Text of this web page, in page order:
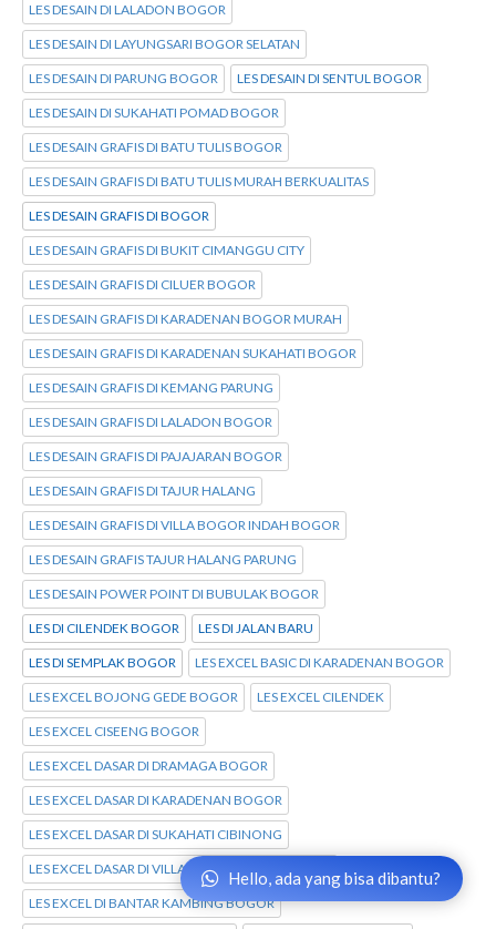
LES DESAIN DI LALADON BOGOR
LES DESAIN DI LAYUNGSARI BOGOR SELATAN
LES DESAIN DI PARUNG BOGOR LES DESAIN DI SENTUL BOGOR
LES DESAIN DI SUKAHATI POMAD BOGOR
LES DESAIN GRAFIS DI BATU TULIS BOGOR
LES DESAIN GRAFIS DI BATU TULIS MURAH BERKUALITAS
LES DESAIN GRAFIS DI BOGOR
LES DESAIN GRAFIS DI BUKIT CIMANGGU CITY
LES DESAIN GRAFIS DI CILUER BOGOR
LES DESAIN GRAFIS DI KARADENAN BOGOR MURAH
LES DESAIN GRAFIS DI KARADENAN SUKAHATI BOGOR
LES DESAIN GRAFIS DI KEMANG PARUNG
LES DESAIN GRAFIS DI LALADON BOGOR
LES DESAIN GRAFIS DI PAJAJARAN BOGOR
LES DESAIN GRAFIS DI TAJUR HALANG
LES DESAIN GRAFIS DI VILLA BOGOR INDAH BOGOR
LES DESAIN GRAFIS TAJUR HALANG PARUNG
LES DESAIN POWER POINT DI BUBULAK BOGOR
LES DI CILENDEK BOGOR LES DI JALAN BARU
LES DI SEMPLAK BOGOR LES EXCEL BASIC DI KARADENAN BOGOR
LES EXCEL BOJONG GEDE BOGOR LES EXCEL CILENDEK
LES EXCEL CISEENG BOGOR
LES EXCEL DASAR DI DRAMAGA BOGOR
LES EXCEL DASAR DI KARADENAN BOGOR
LES EXCEL DASAR DI SUKAHATI CIBINONG
LES EXCEL DASAR DI VILLA BOGOR INDAH BOGOR
LES EXCEL DI BANTAR KAMBING BOGOR
Hello, ada yang bisa dibantu?